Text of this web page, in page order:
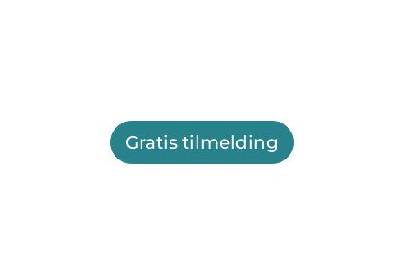
Gratis tilmelding